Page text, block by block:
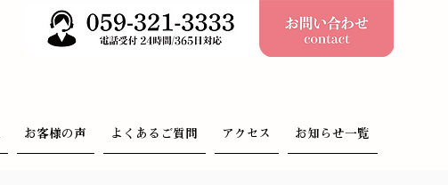
お客様の声 よくあるご質問 アクセス お知らせ一覧